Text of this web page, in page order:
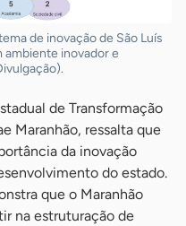
de inovação de São Luís
ambiente inovador e
de Transformação
Maranhão, ressalta que
da inovação
do estado.
que o Maranhão
na estruturação de